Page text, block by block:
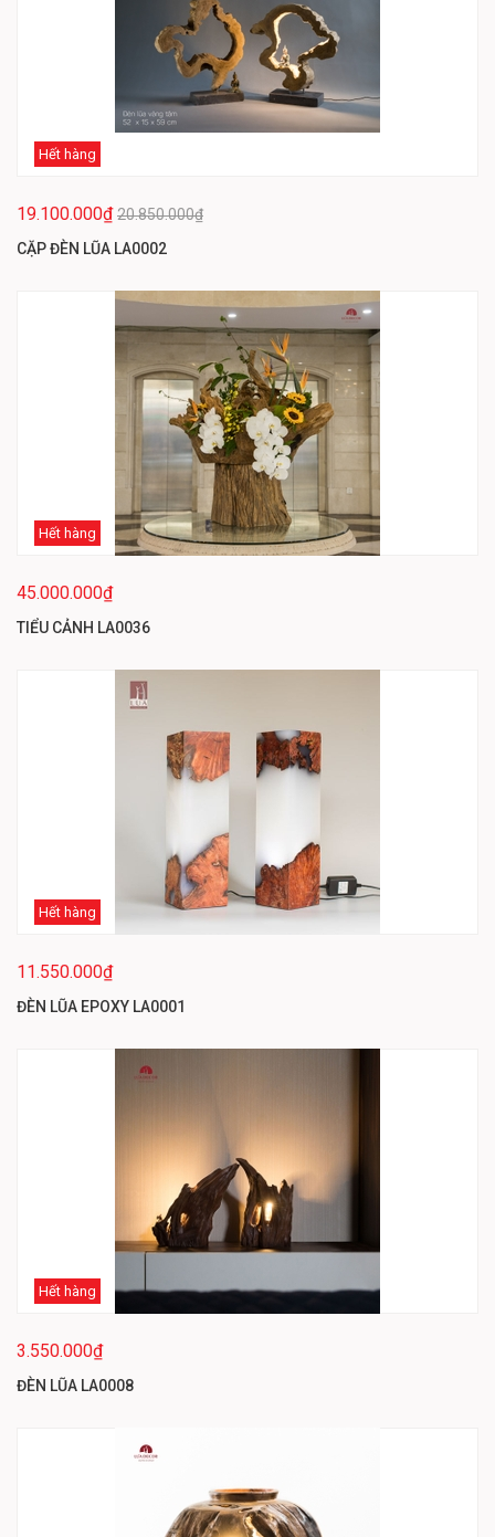
Hết hàng
19.100.000₫20.850.000₫
CẶP ĐÈN LŨA LA0002
Hết hàng
45.000.000₫
TIỂU CẢNH LA0036
Hết hàng
11.550.000₫
ĐÈN LŨA EPOXY LA0001
Hết hàng
3.550.000₫
ĐÈN LŨA LA0008